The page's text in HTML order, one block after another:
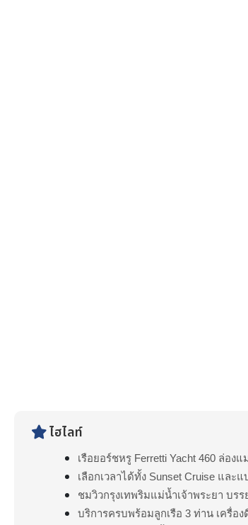
ไฮไลท์
เรือยอร์ชหรู Ferretti Yacht 460 ล่อ
เลือกเวลาได้ทั้ง Sunset Cruise และ
ชมวิวกรุงเทพริมแม่น้ำเจ้าพระยา บร
บริการครบพร้อมลูกเรือ 3 ท่าน เครื่อ